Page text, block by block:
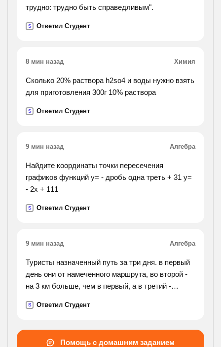
трудно: трудно быть справедливым".
S Ответил Студент
8 мин назад Химия
Сколько 20% раствора h2so4 и воды нужно взять
для приготовления 300г 10% раствора
S Ответил Студент
9 мин назад Алгебра
Найдите координаты точки пересечения
графиков функций y= - дробь одна треть + 31 y=
- 2x + 111
S Ответил Студент
9 мин назад Алгебра
Туристы назначенный путь за три дня. в первый
день они от намеченного маршрута, во второй -
на 3 км больше, чем в первый, а в третий -
S Ответил Студент
Помощь с домашним заданием